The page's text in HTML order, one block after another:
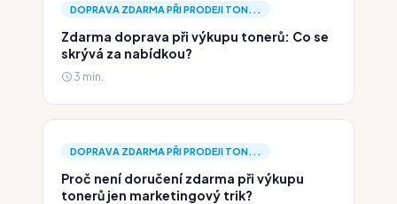
DOPRAVA ZDARMA PŘI PRODEJI TON...
Zdarma doprava při výkupu tonerů: Co se
skrývá za nabídkou?
3 min.
DOPRAVA ZDARMA PŘI PRODEJI TON...
Proč není doručení zdarma při výkupu
tonerů jen marketingový trik?